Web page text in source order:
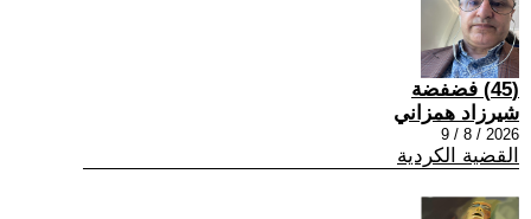
(45) فضفضة
شيرزاد همزاني
2026 / 8 / 9
القضية الكردية